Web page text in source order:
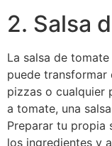
2. Salsa
La salsa de
puede transformar
pizzas o cualquier
a tomate, una
Preparar tu propia
los ingredientes y